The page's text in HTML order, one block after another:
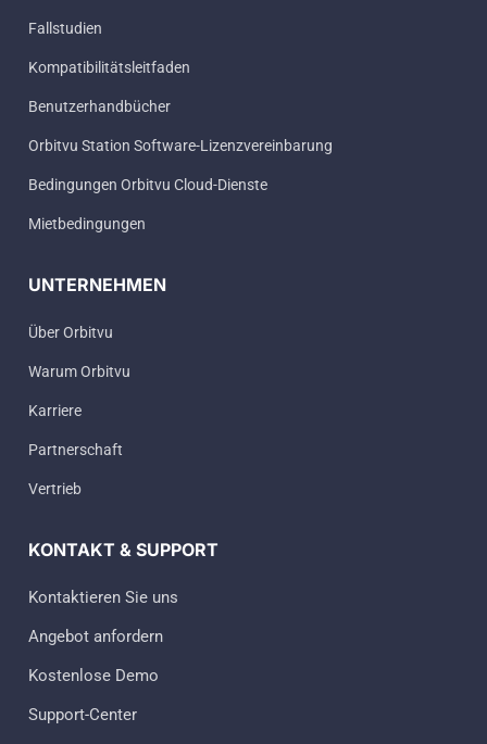
Fallstudien
Kompatibilitätsleitfaden
Benutzerhandbücher
Orbitvu Station Software-Lizenzvereinbarung
Bedingungen Orbitvu Cloud-Dienste
Mietbedingungen
UNTERNEHMEN
Über Orbitvu
Warum Orbitvu
Karriere
Partnerschaft
Vertrieb
KONTAKT & SUPPORT
Kontaktieren Sie uns
Angebot anfordern
Kostenlose Demo
Support-Center